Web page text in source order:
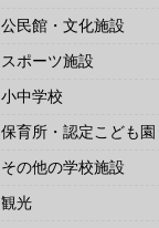
公民館・文化施設
スポーツ施設
小中学校
保育所・認定こども園
その他の学校施設
観光